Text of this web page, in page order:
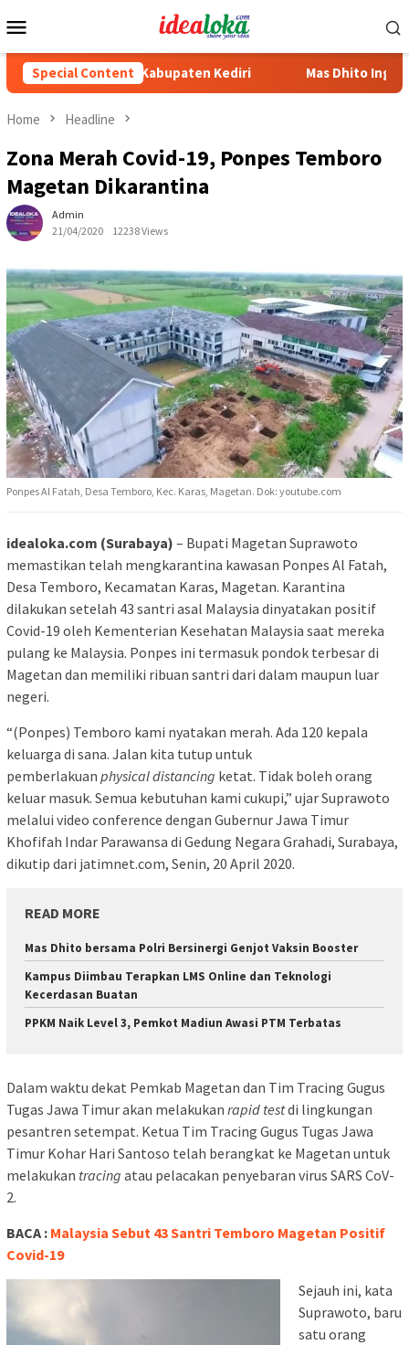
to
Menu
Special Content
PKK Kabupaten Kediri Mas Dhito Ingatkan
Home Headline
Zona Merah Covid-19, Ponpes Temboro
Magetan Dikarantina
Admin
21/04/2020
12238 Views
Ponpes Al Fatah, Desa Temboro, Kec. Karas, Magetan. Dok: youtube.com
idealoka.com (Surabaya) – Bupati Magetan Suprawoto
memastikan telah mengkarantina kawasan Ponpes Al Fatah,
Desa Temboro, Kecamatan Karas, Magetan. Karantina
dilakukan setelah 43 santri asal Malaysia dinyatakan positif
Covid-19 oleh Kementerian Kesehatan Malaysia saat mereka
pulang ke Malaysia. Ponpes ini termasuk pondok terbesar di
Magetan dan memiliki ribuan santri dari dalam maupun luar
negeri.
“(Ponpes) Temboro kami nyatakan merah. Ada 120 kepala
keluarga di sana. Jalan kita tutup untuk
pemberlakuan physicaldistancing ketat. Tidak boleh orang
keluar masuk. Semua kebutuhan kami cukupi,” ujar Suprawoto
melalui video conference dengan Gubernur Jawa Timur
Khofifah Indar Parawansa di Gedung Negara Grahadi, Surabaya,
dikutip dari jatimnet.com, Senin, 20 April 2020.
READ MORE
Mas Dhito bersama Polri Bersinergi Genjot Vaksin Booster
Kampus Diimbau Terapkan LMS Online dan Teknologi
Kecerdasan Buatan
PPKM Naik Level 3, Pemkot Madiun Awasi PTM Terbatas
Dalam waktu dekat Pemkab Magetan dan Tim Tracing Gugus
Tugas Jawa Timur akan melakukan rapid testdi lingkungan
pesantren setempat. Ketua Tim Tracing Gugus Tugas Jawa
Timur Kohar Hari Santoso telah berangkat ke Magetan untuk
melakukan tracing atau pelacakan penyebaran virus SARS CoV-
2.
BACA : Malaysia Sebut 43 Santri Temboro Magetan Positif
Covid-19
Sejauh ini, kata
Suprawoto, baru
satu orang